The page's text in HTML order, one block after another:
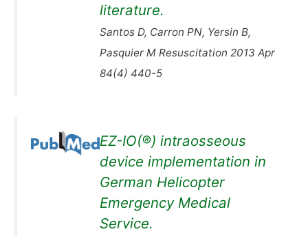
literature.
Santos D, Carron PN, Yersin B,
Pasquier M Resuscitation 2013 Apr
84(4) 440-5
EZ-IO(®) intraosseous
device implementation in
German Helicopter
Emergency Medical
Service.